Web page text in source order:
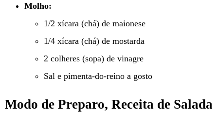
Molho:
1/2 xícara (chá) de maionese
1/4 xícara (chá) de mostarda
2 colheres (sopa) de vinagre
Sal e pimenta-do-reino a gosto
Modo de Preparo, Receita de Salada